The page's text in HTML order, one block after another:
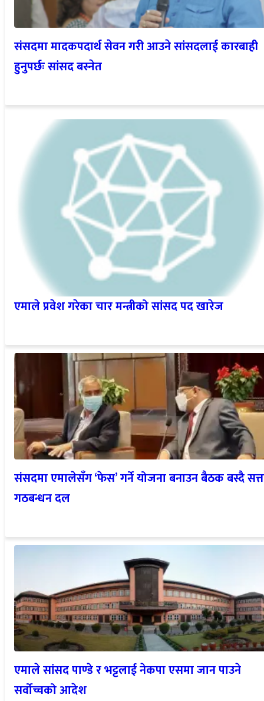
संसदमा मादकपदार्थ सेवन गरी आउने सांसदलाई कारबाही
हुनुपर्छः सांसद बस्नेत
एमाले प्रवेश गरेका चार मन्त्रीको सांसद पद खारेज
संसदमा एमालेसँग ‘फेस’ गर्ने योजना बनाउन बैठक बस्दै
गठबन्धन दल
एमाले सांसद पाण्डे र भट्टलाई नेकपा एसमा जान पाउने
सर्वोच्चको आदेश